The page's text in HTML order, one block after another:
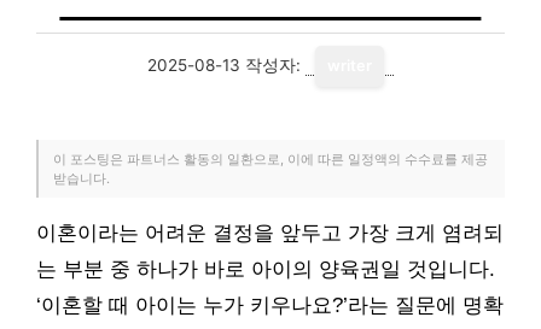
2025-08-13 작성자:
이 포스팅은 파트너스 활동의 일환으로, 이에 따른 일정액의 수수료를 제공
받습니다.
이혼이라는 어려운 결정을 앞두고 가장 크게 염려되
는 부분 중 하나가 바로 아이의 양육권일 것입니다.
‘이혼할 때 아이는 누가 키우나요?’라는 질문에 명확